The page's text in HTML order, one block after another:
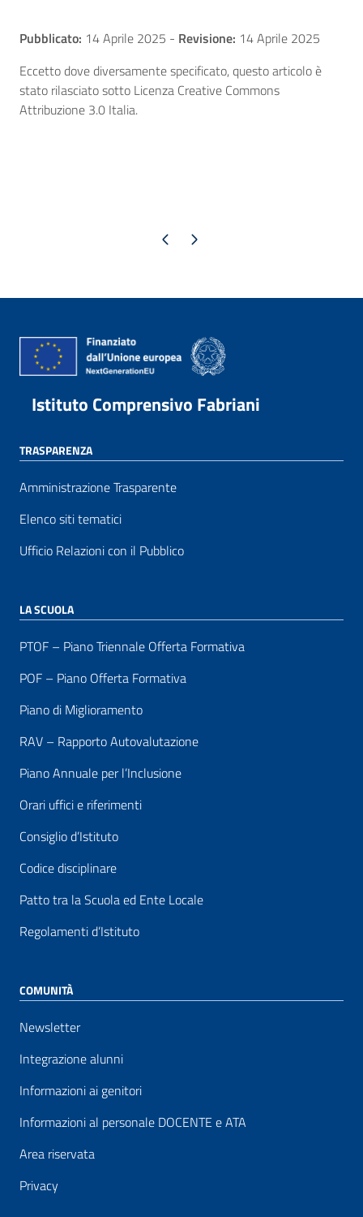
Pubblicato: 14 Aprile 2025 - Revisione: 14 Aprile 2025
Eccetto dove diversamente specificato, questo articolo è
stato rilasciato sotto Licenza Creative Commons
Attribuzione 3.0 Italia.
Pagina precedente
Pagina successiva
Istituto Comprensivo Fabriani
TRASPARENZA
Amministrazione Trasparente
Elenco siti tematici
Ufficio Relazioni con il Pubblico
LA SCUOLA
PTOF – Piano Triennale Offerta Formativa
POF – Piano Offerta Formativa
Piano di Miglioramento
RAV – Rapporto Autovalutazione
Piano Annuale per l’Inclusione
Orari uffici e riferimenti
Consiglio d’Istituto
Codice disciplinare
Patto tra la Scuola ed Ente Locale
Regolamenti d’Istituto
COMUNITÀ
Newsletter
Integrazione alunni
Informazioni ai genitori
Informazioni al personale DOCENTE e ATA
Area riservata
Privacy